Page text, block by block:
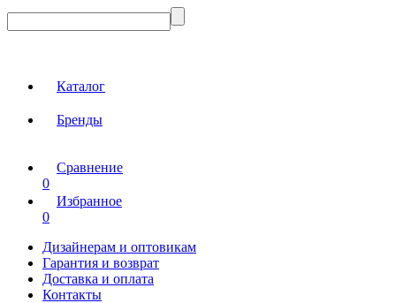
Каталог
Бренды
Сравнение
0
Избранное
0
Дизайнерам и оптовикам
Гарантия и возврат
Доставка и оплата
Контакты